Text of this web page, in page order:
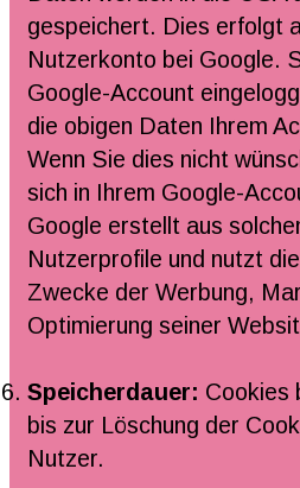
gespeichert. Dies erfolgt
Nutzerkonto bei Google.
Google-Account
die obigen Daten Ihrem
Wenn Sie dies nicht
sich in Ihrem Google-
Google erstellt aus
Nutzerprofile und nutzt
Zwecke der Werbung,
Optimierung seiner
Speicherdauer: Cookies
bis zur Löschung der
Nutzer.